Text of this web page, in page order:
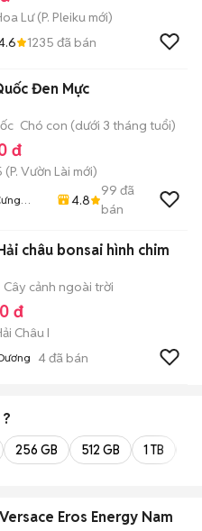
Lư(P. Pleiku mới)
1235 đã bán
Đen Mực
Chó con (dưới 3 tháng tuổi)
đ
(P. Vườn Lài mới)
4.8
99 đã
bán
châu bonsai hình chim
Cây cảnh ngoài trời
đ
Châu I
4đã bán
256 GB 512 GB 1 TB
Eros Energy Nam